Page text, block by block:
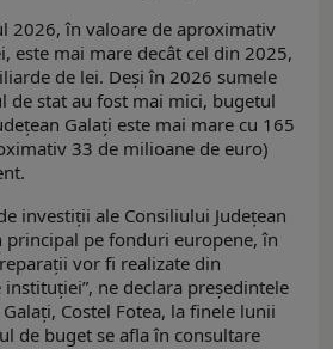
2026, în valoare de aproximativ
este mai mare decât cel din 2025,
de lei. Deși în 2026 sumele
de stat au fost mai mici, bugetul
Galați este mai mare cu 165
33 de milioane de euro)
investiții ale Consiliului Județean
principal pe fonduri europene, în
vor fi realizate din
ne declara preşedintele
Costel Fotea, la finele lunii
de buget se afla în consultare